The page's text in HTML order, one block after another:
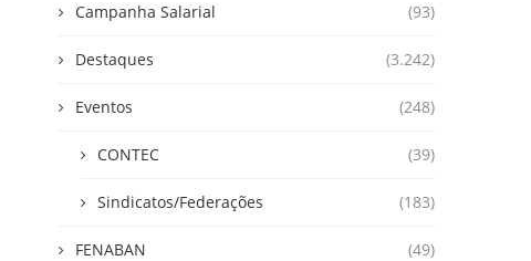
Campanha Salarial (93)
Destaques (3.242)
Eventos (248)
CONTEC (39)
Sindicatos/Federações (183)
FENABAN (49)